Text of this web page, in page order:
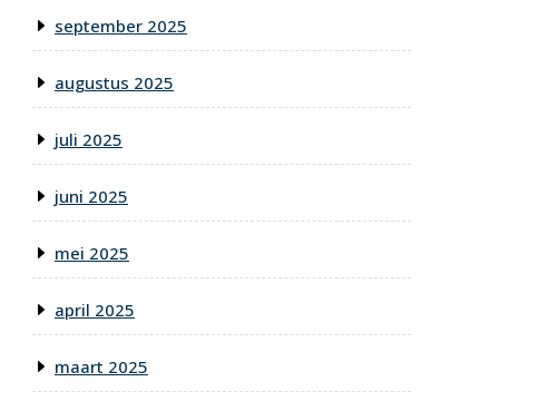
september 2025
augustus 2025
juli 2025
juni 2025
mei 2025
april 2025
maart 2025